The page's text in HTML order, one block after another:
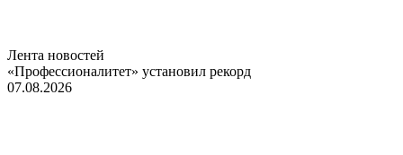
Лента новостей
«Профессионалитет» установил рекорд
07.08.2026